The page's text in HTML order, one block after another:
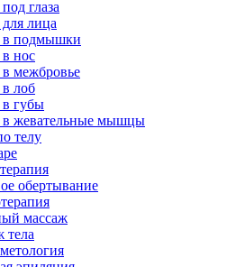
глаза
лица
в подмышки
в нос
в межбровье
в лоб
в губы
в жевательные мышцы
телу
обертывание
массаж
тела